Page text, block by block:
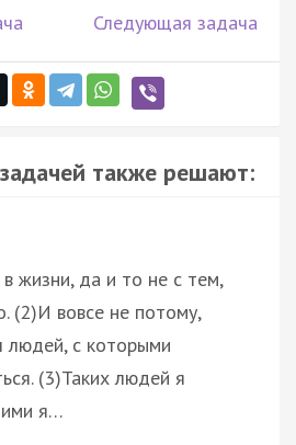
Следующая задача
также решают:
жизни, да и то не с тем,
(2)И вовсе не потому,
людей, с которыми
(3)Таких людей я
я…